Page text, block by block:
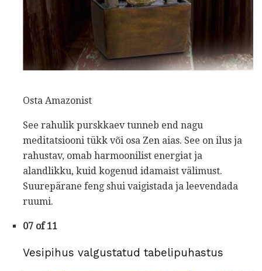
Osta Amazonist
See rahulik purskkaev tunneb end nagu
meditatsiooni tükk või osa Zen aias. See on ilus ja
rahustav, omab harmoonilist energiat ja
alandlikku, kuid kogenud idamaist välimust.
Suurepärane feng shui vaigistada ja leevendada
ruumi.
07 of 11
Vesipihus valgustatud tabelipuhastus